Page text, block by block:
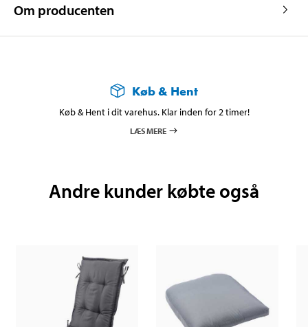
Om producenten
Køb & Hent
Køb & Hent i dit varehus. Klar inden for 2 timer!
LÆS MERE
Andre kunder købte også